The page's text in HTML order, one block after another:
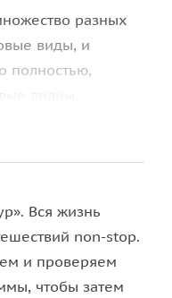
разных
виды, и
полностью,
Здесь водятся
Каспийского
Вся жизнь
non-stop.
и проверяем
чтобы затем